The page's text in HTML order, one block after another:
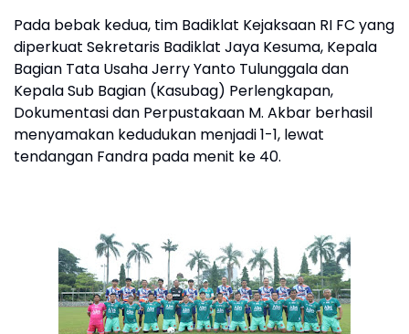
Pada bebak kedua, tim Badiklat Kejaksaan RI FC yang
diperkuat Sekretaris Badiklat Jaya Kesuma, Kepala
Bagian Tata Usaha Jerry Yanto Tulunggala dan
Kepala Sub Bagian (Kasubag) Perlengkapan,
Dokumentasi dan Perpustakaan M. Akbar berhasil
menyamakan kedudukan menjadi 1-1, lewat
tendangan Fandra pada menit ke 40.